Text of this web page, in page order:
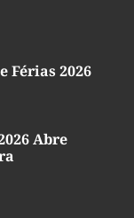
Férias 2026
Abre